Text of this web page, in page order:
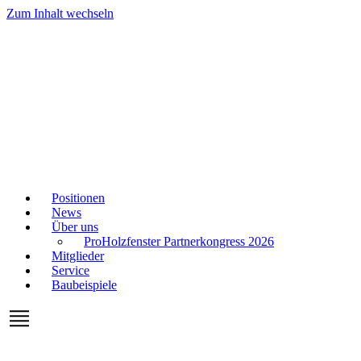
Zum Inhalt wechseln
Positionen
News
Über uns
ProHolzfenster Partnerkongress 2026
Mitglieder
Service
Baubeispiele